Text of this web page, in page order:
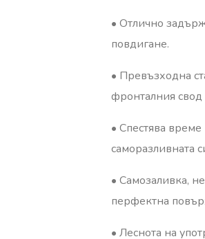
•⁠ ⁠Отлично
повдигане.
•⁠ ⁠Превъзходна
фронталния свод
•⁠ ⁠Спестява
саморазливната
•⁠ ⁠Самозаливка,
перфектна
•⁠ ⁠Леснота на